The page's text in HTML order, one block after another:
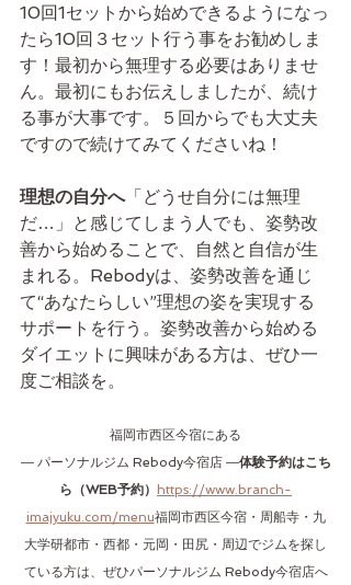
10回1セットから始めできるようになっ
たら10回３セット行う事をお勧めしま
す！最初から無理する必要はありませ
ん。最初にもお伝えしましたが、続け
る事が大事です。５回からでも大丈夫
ですので続けてみてくださいね！
理想の自分へ「どうせ自分には無理
だ…」と感じてしまう人でも、姿勢改
善から始めることで、自然と自信が生
まれる。Rebodyは、姿勢改善を通じ
て“あなたらしい”理想の姿を実現する
サポートを行う。姿勢改善から始める
ダイエットに興味がある方は、ぜひ一
度ご相談を。
福岡市西区今宿にある
― パーソナルジム Rebody今宿店 ―体験予約はこち
ら（WEB予約） https://www.branch-
imajyuku.com/menu福岡市西区今宿・周船寺・九
大学研都市・西都・元岡・田尻・周辺でジムを探し
ている方は、ぜひパーソナルジム Rebody今宿店へ